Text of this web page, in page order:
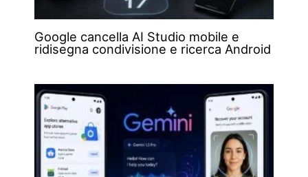
Google cancella AI Studio mobile e
ridisegna condivisione e ricerca Android